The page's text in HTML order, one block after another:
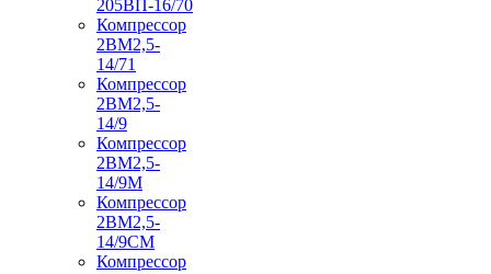
205ВП-16/70
Компрессор
2ВМ2,5-
14/71
Компрессор
2ВМ2,5-
14/9
Компрессор
2ВМ2,5-
14/9М
Компрессор
2ВМ2,5-
14/9СМ
Компрессор